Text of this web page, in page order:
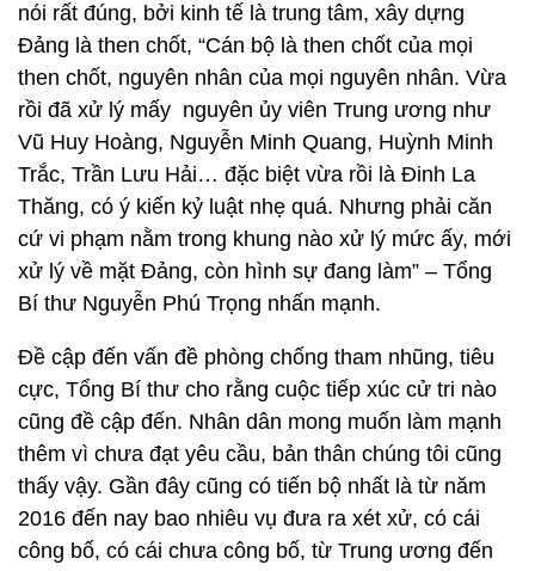
nói rất đúng, bởi kinh tế là trung tâm, xây dựng
Đảng là then chốt, “Cán bộ là then chốt của mọi
then chốt, nguyên nhân của mọi nguyên nhân. Vừa
rồi đã xử lý mấy nguyên ủy viên Trung ương như
Vũ Huy Hoàng, Nguyễn Minh Quang, Huỳnh Minh
Trắc, Trần Lưu Hải… đặc biệt vừa rồi là Đinh La
Thăng, có ý kiến kỷ luật nhẹ quá. Nhưng phải căn
cứ vi phạm nằm trong khung nào xử lý mức ấy, mới
xử lý về mặt Đảng, còn hình sự đang làm” – Tổng
Bí thư Nguyễn Phú Trọng nhấn mạnh.
Đề cập đến vấn đề phòng chống tham nhũng, tiêu
cực, Tổng Bí thư cho rằng cuộc tiếp xúc cử tri nào
cũng đề cập đến. Nhân dân mong muốn làm mạnh
thêm vì chưa đạt yêu cầu, bản thân chúng tôi cũng
thấy vậy. Gần đây cũng có tiến bộ nhất là từ năm
2016 đến nay bao nhiêu vụ đưa ra xét xử, có cái
công bố, có cái chưa công bố, từ Trung ương đến